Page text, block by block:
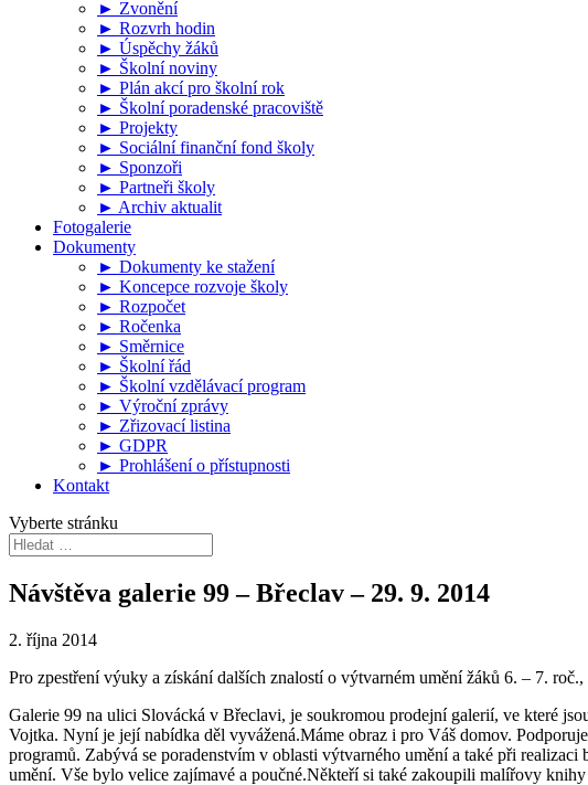
► Zvonění
► Rozvrh hodin
► Úspěchy žáků
► Školní noviny
► Plán akcí pro školní rok
► Školní poradenské pracoviště
► Projekty
► Sociální finanční fond školy
► Sponzoři
► Partneři školy
► Archiv aktualit
Fotogalerie
Dokumenty
► Dokumenty ke stažení
► Koncepce rozvoje školy
► Rozpočet
► Ročenka
► Směrnice
► Školní řád
► Školní vzdělávací program
► Výroční zprávy
► Zřizovací listina
► GDPR
► Prohlášení o přístupnosti
Kontakt
Vyberte stránku
Návštěva galerie 99 – Břeclav – 29. 9. 2014
2. října 2014
Pro zpestření výuky a získání dalších znalostí o výtvarném umění žáků 6. – 7.
Galerie 99 na ulici Slovácká v Břeclavi, je soukromou prodejní galerií, ve které
Vojtka. Nyní je její nabídka děl vyvážená.Máme obraz i pro Váš domov.
programů. Zabývá se poradenstvím v oblasti výtvarného umění a také při
umění. Vše bylo velice zajímavé a poučné.Někteří si také zakoupili malířovy